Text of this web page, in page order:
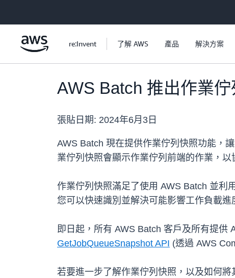
re:Invent 了解 AWS 產品 解決方案
AWS Batch 推出作業
張貼日期: 2024年6月3日
AWS Batch 現在提供作業佇列快照功能，
業佇列快照會顯示作業佇列前端的作業，以
作業佇列快照滿足了使用 AWS Batch 並利
您可以快速識別並解決可能影響工作負載
即日起，所有 AWS Batch 客戶及所有提供
GetJobQueueSnapshot API (透過 AWS
若要進一步了解作業佇列快照，以及如何